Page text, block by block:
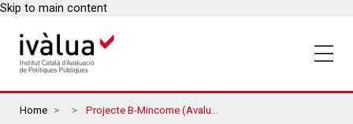
Skip to main content
Breadcrumbs
Home Projecte B-Mincome (Avaluació Econòmica)